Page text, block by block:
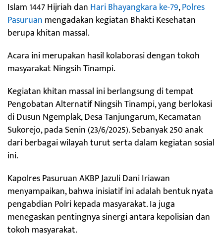
Islam 1447 Hijriah dan Hari Bhayangkara ke-79,Polres
Pasuruan mengadakan kegiatan Bhakti Kesehatan
berupa khitan massal.
Acara ini merupakan hasil kolaborasi dengan tokoh
masyarakat Ningsih Tinampi.
Kegiatan khitan massal ini berlangsung di tempat
Pengobatan Alternatif Ningsih Tinampi, yang berlokasi
di Dusun Ngemplak, Desa Tanjungarum, Kecamatan
Sukorejo, pada Senin (23/6/2025). Sebanyak 250 anak
dari berbagai wilayah turut serta dalam kegiatan sosial
ini.
Kapolres Pasuruan AKBP Jazuli Dani Iriawan
menyampaikan, bahwa inisiatif ini adalah bentuk nyata
pengabdian Polri kepada masyarakat. Ia juga
menegaskan pentingnya sinergi antara kepolisian dan
tokoh masyarakat.